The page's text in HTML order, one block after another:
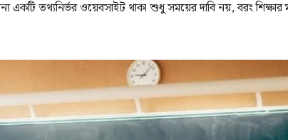
একটি তথ্যনির্ভর ওয়েবসাইট থাকা শুধু সময়ের দাবি নয়, বরং শিক্ষার